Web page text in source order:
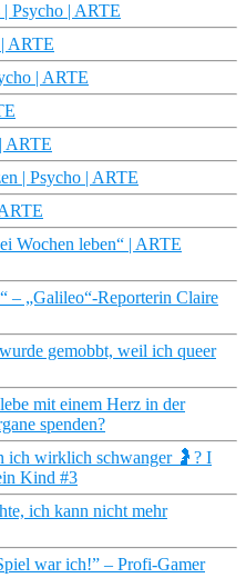
Psycho | ARTE
ARTE
| ARTE
ARTE
| Psycho | ARTE
Wochen leben“ | ARTE
– „Galileo“-Reporterin Claire
gemobbt, weil ich queer
mit einem Herz in der
spenden?
ich wirklich schwanger 🤰? I
Kind #3
ich kann nicht mehr
war ich!” – Profi-Gamer